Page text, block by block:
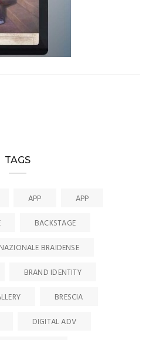
TAGS
APP
APP
BACKSTAGE
BRAIDENSE
BRAND IDENTITY
BRESCIA
DIGITAL ADV